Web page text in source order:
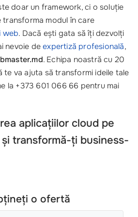
doar un framework, ci o soluție
modul în care
web. Dacă ești gata să îți dezvolți
nevoie deexpertiză profesională,
. Echipa noastră cu 20
te va ajuta să transformi ideile tale
la +373 601 066 66 pentru mai
aplicațiilor cloud pe
și transformă-ți business-
o ofertă